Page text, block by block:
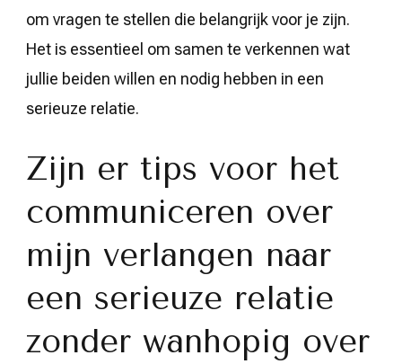
om vragen te stellen die belangrijk voor je zijn.
Het is essentieel om samen te verkennen wat
jullie beiden willen en nodig hebben in een
serieuze relatie.
Zijn er tips voor het
communiceren over
mijn verlangen naar
een serieuze relatie
zonder wanhopig over